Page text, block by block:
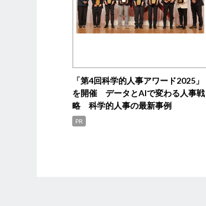
「第4回科学的人事アワード2025」
を開催 データとAIで変わる人事戦
略 科学的人事の最新事例
PR